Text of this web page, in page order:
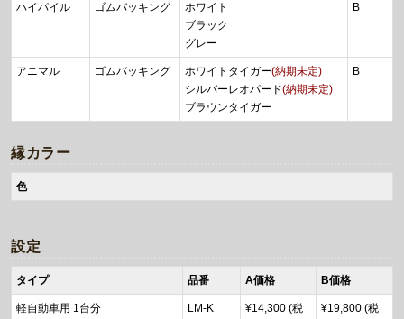
ハイパイル ゴムバッキング
ホワイト
ブラック
グレー
B
アニマル ゴムバッキング ホワイトタイガー(納期未定)
シルバーレオパード(納期未定)
ブラウンタイガー
B
縁カラー
色
設定
タイプ 品番 A価格 B価格
軽自動車用 1台分 LM-K
¥14,300 (税
¥19,800 (税